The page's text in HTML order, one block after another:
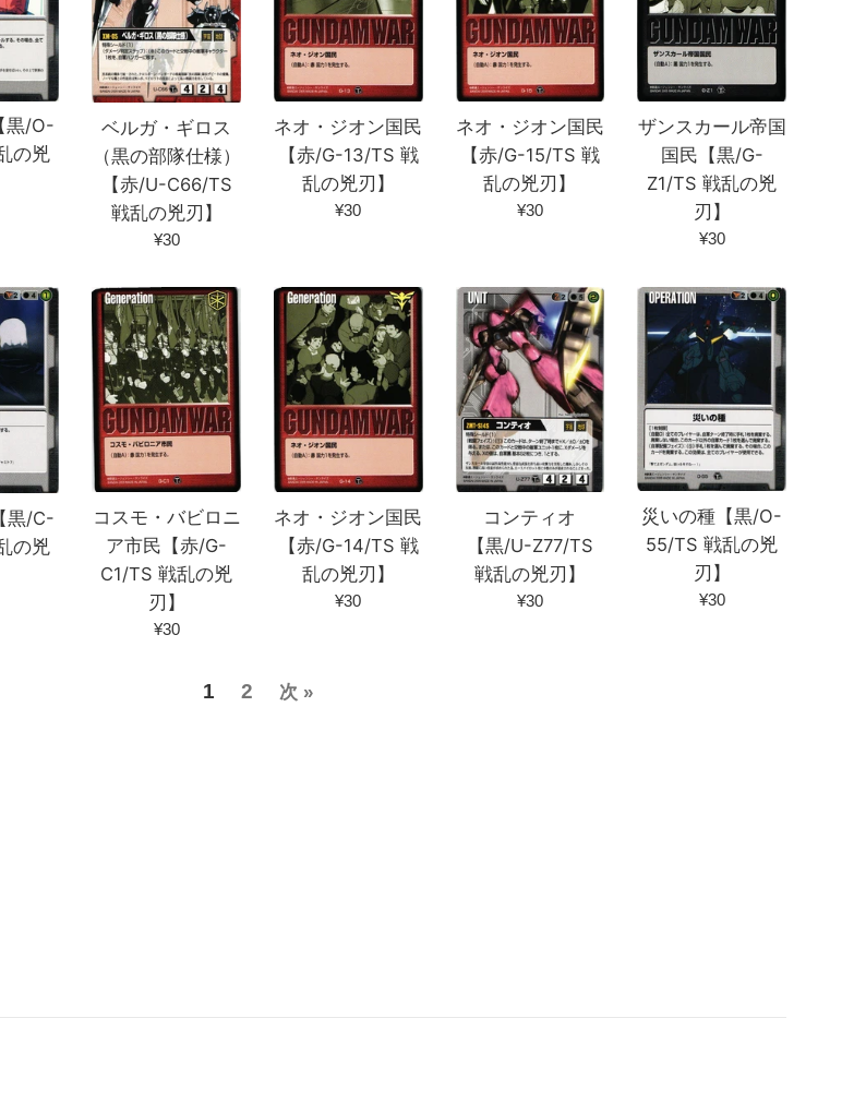
黒/O-
の兇
ベルガ・ギロス
（黒の部隊仕様）
【赤/U-C66/TS
戦乱の兇刃】
通
価
格
¥30
ネオ・ジオン国民
【赤/G-13/TS 戦
乱の兇刃】
通
格
¥30
ネオ・ジオン国民
【赤/G-15/TS 戦
乱の兇刃】
通
格
¥30
ザンスカール帝国
国民【黒/G-
Z1/TS 戦乱の兇
刃】
通
価
格
¥30
黒/C-
の兇
コスモ・バビロニ
ア市民【赤/G-
C1/TS 戦乱の兇
刃】
通
¥30
ネオ・ジオン国民
【赤/G-14/TS 戦
乱の兇刃】
通
¥30
コンティオ
【黒/U-Z77/TS
戦乱の兇刃】
通
¥30
災いの種【黒/O-
55/TS 戦乱の兇
刃】
通
¥30
1 2 次 »